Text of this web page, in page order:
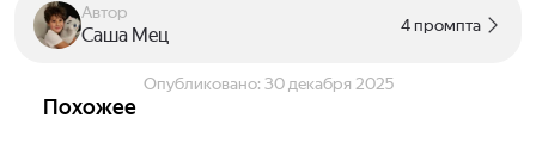
Автор
Саша Мец 4 промпта
Опубликовано: 30 декабря 2025
Похожее